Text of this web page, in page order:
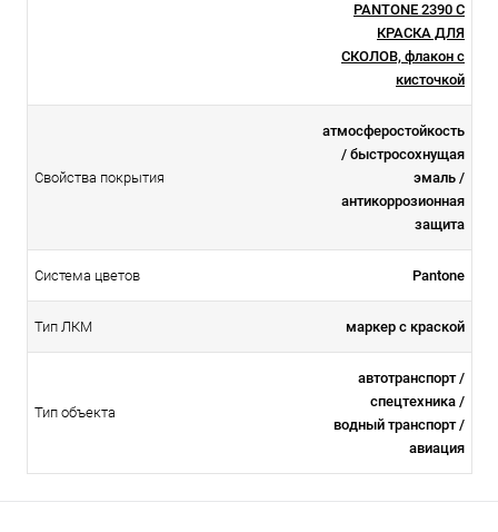
PANTONE 2390 C
КРАСКА ДЛЯ
СКОЛОВ, флакон с
кисточкой
Свойства покрытия
атмосферостойкоcть
/ быстросохнущая
эмаль /
антикоррозионная
защита
Система цветов Pantone
Тип ЛКМ маркер с краской
Тип объекта
автотранспорт /
спецтехника /
водный транспорт /
авиация